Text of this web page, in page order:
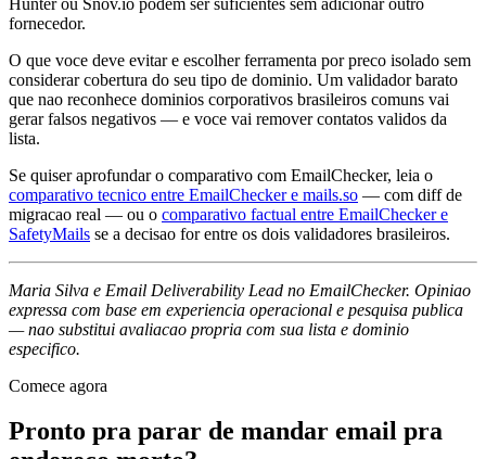
fornecedor.
O que voce deve evitar e escolher ferramenta por preco isolado sem
considerar cobertura do seu tipo de dominio. Um validador barato
que nao reconhece dominios corporativos brasileiros comuns vai
gerar falsos negativos — e voce vai remover contatos validos da
lista.
Se quiser aprofundar o comparativo com EmailChecker, leia o
comparativo tecnico entre EmailChecker e mails.so — com diff de
migracao real — ou o comparativo factual entre EmailChecker e
SafetyMails se a decisao for entre os dois validadores brasileiros.
Maria Silva e Email Deliverability Lead no EmailChecker. Opiniao
expressa com base em experiencia operacional e pesquisa publica
— nao substitui avaliacao propria com sua lista e dominio
especifico.
Comece agora
Pronto pra parar de mandar email pra